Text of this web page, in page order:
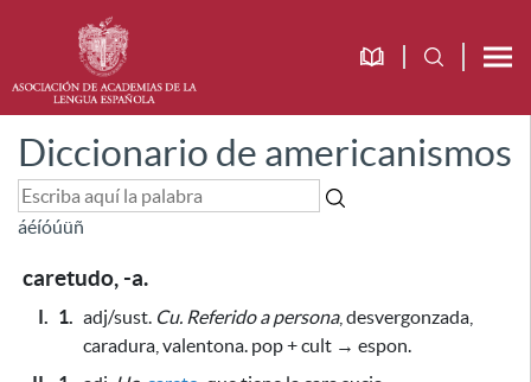
Diccionario de americanismos
áéíóúüñ
caretudo, -a.
I. 1. adj/sust. Cu. Referido a persona, desvergonzada,
caradura, valentona. pop + cult → espon.